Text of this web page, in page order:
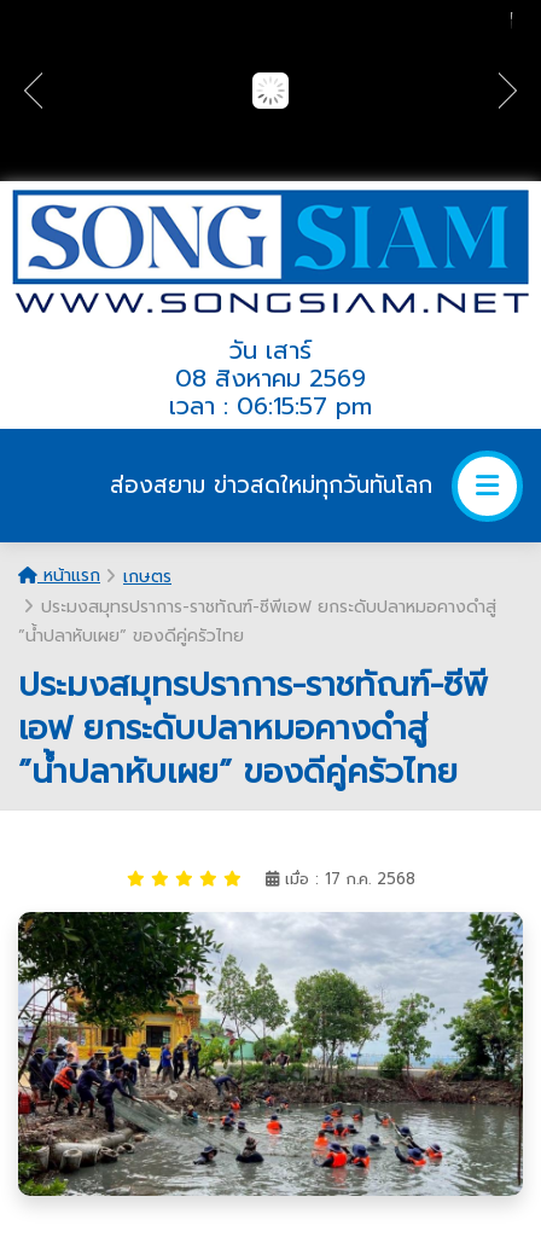
วัน เสาร์
08 สิงหาคม 2569
เวลา : 06:15:57 pm
ส่องสยาม ข่าวสดใหม่ทุกวันทันโลก
หน้าแรก
เกษตร
ประมงสมุทรปราการ-ราชทัณฑ์-ซีพีเอฟ ยกระดับปลาหมอคางดำสู่
”น้ำปลาหับเผย” ของดีคู่ครัวไทย
ประมงสมุทรปราการ-ราชทัณฑ์-ซีพี
เอฟ ยกระดับปลาหมอคางดำสู่
”น้ำปลาหับเผย” ของดีคู่ครัวไทย
เมื่อ : 17 ก.ค. 2568